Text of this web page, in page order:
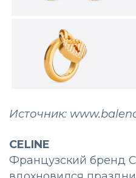
Источник:
CELINE
Французский бренд